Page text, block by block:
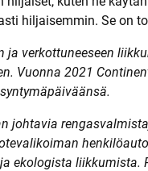
hiljaisemmin. Se on
verkottuneeseen
Vuonna 2021
ekologista